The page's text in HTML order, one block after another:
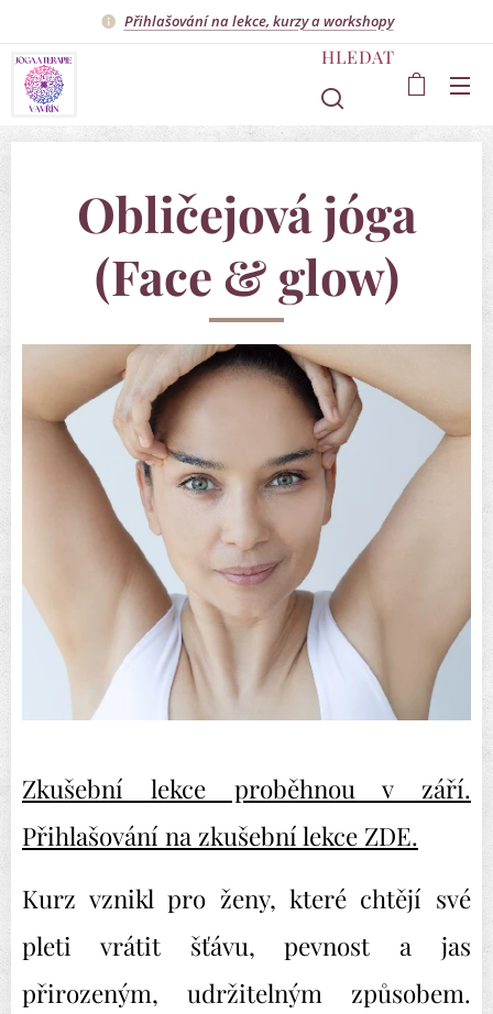
Přihlašování na lekce, kurzy a workshopy
HLEDAT
Obličejová jóga
(Face & glow)
Zkušební lekce proběhnou v září.
Přihlašování na zkušební lekce ZDE.
Kurz vznikl pro ženy, které chtějí své
pleti vrátit šťávu, pevnost a jas
přirozeným, udržitelným způsobem.